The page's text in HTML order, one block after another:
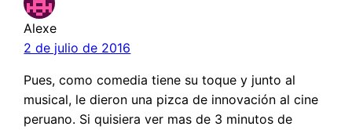
Alexe
2 de julio de 2016
Pues, como comedia tiene su toque y junto al
musical, le dieron una pizca de innovación al cine
peruano. Si quisiera ver mas de 3 minutos de